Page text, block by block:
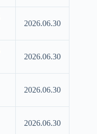
2026.06.30
2026.06.30
2026.06.30
2026.06.30